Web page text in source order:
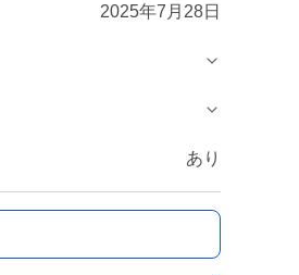
2025年7月28日
あり